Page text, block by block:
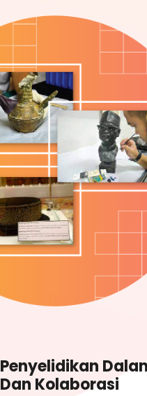
Penyelidikan
Dan Kolaborasi